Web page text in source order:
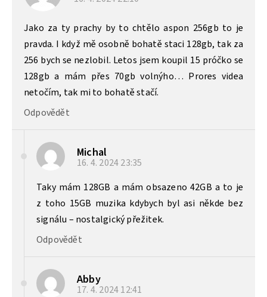
Jako za ty prachy by to chtělo aspon 256gb to je
pravda. I když mě osobně bohatě staci 128gb, tak za
256 bych se nezlobil. Letos jsem koupil 15 próčko se
128gb a mám přes 70gb volnýho… Prores videa
netočím, tak mi to bohatě stačí.
Odpovědět
Michal
16. 4. 202423:35
Taky mám 128GB a mám obsazeno 42GB a to je
z toho 15GB muzika kdybych byl asi někde bez
signálu – nostalgický přežitek.
Odpovědět
Abby
17. 4. 202412:41